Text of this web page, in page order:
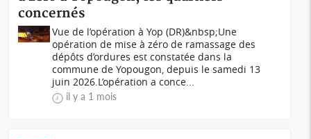
concernés
Vue de l’opération à Yop (DR)&nbsp;Une
opération de mise à zéro de ramassage des
dépôts d’ordures est constatée dans la
commune de Yopougon, depuis le samedi 13
juin 2026.L’opération a conce...
il y a 1 mois